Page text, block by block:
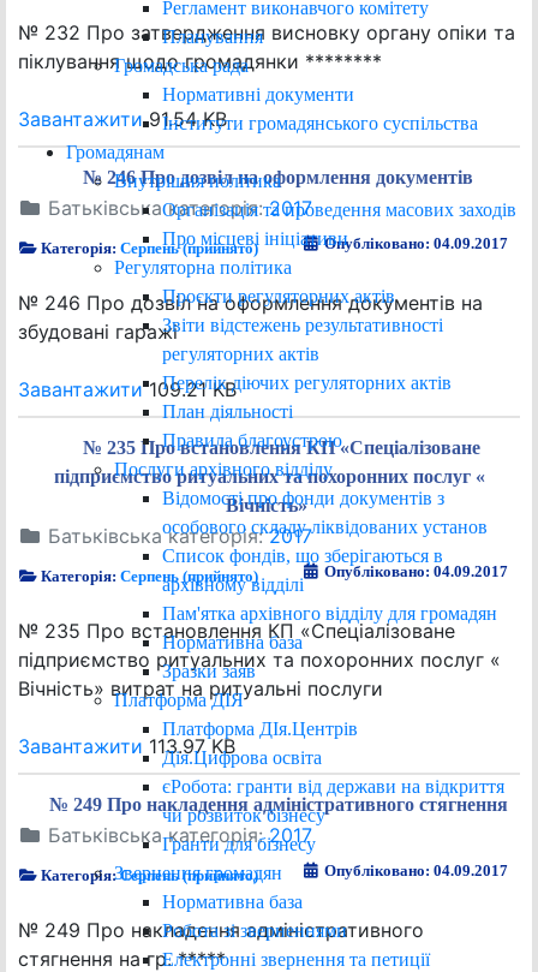
Регламент виконавчого комітету
Планування
Громадська рада
Нормативні документи
Інститути громадянського суспільства
Громадянам
Внутрішня політика
Організація та проведення масових заходів
Про місцеві ініціативи
Регуляторна політика
Проєкти регуляторних актів
Звіти відстежень результативності
регуляторних актів
Перелік діючих регуляторних актів
План діяльності
Правила благоустрою
Послуги архівного відділу
Відомості про фонди документів з
особового складу ліквідованих установ
Список фондів, що зберігаються в
архівному відділі
Пам'ятка архівного відділу для громадян
Нормативна база
Зразки заяв
Платформа ДІЯ
Платформа ДІя.Центрів
Дія.Цифрова освіта
єРобота: гранти від держави на відкриття
чи розвиток бізнесу
Гранти для бізнесу
Звернення громадян
Нормативна база
Робота зі зверненнями
Електронні звернення та петиції
№ 232 Про затвердження висновку органу опіки та
піклування щодо громадянки ********
Завантажити91.54 KB
№ 246 Про дозвіл на оформлення документів
Батьківська категорія:2017
Категорія:Серпень (прийнято) Опубліковано: 04.09.2017
№ 246 Про дозвіл на оформлення документів на
збудовані гаражі
Завантажити109.21 KB
№ 235 Про встановлення КП «Спеціалізоване
підприємство ритуальних та похоронних послуг «
Вічність»
Батьківська категорія:2017
Категорія:Серпень (прийнято) Опубліковано: 04.09.2017
№ 235 Про встановлення КП «Спеціалізоване
підприємство ритуальних та похоронних послуг «
Вічність» витрат на ритуальні послуги
Завантажити 113.97 KB
№ 249 Про накладення адміністративного стягнення
Батьківська категорія:2017
Категорія:Серпень (прийнято) Опубліковано: 04.09.2017
№ 249 Про накладення адміністративного
стягнення на гр. *****